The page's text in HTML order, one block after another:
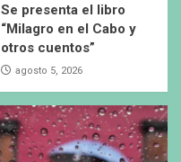
Se presenta el libro
“Milagro en el Cabo y
otros cuentos”
agosto 5, 2026